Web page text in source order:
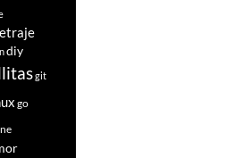
diy
git
go